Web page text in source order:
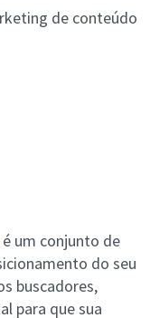
de conteúdo
é um conjunto de
do seu
buscadores,
para que sua